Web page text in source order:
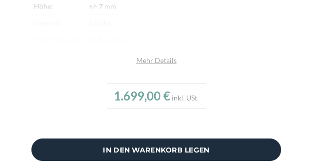
Höhe:
+/- 7 mm
Highlights:
Feine Hochlandschafwolle, Handgesponnene Wolle, Mit
reinen Naturfarben gefärbt
Mehr Details
1.699,00 € inkl. USt.
IN DEN WARENKORB LEGEN